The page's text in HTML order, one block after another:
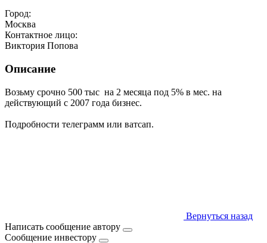
Город:
Москва
Контактное лицо:
Виктория Попова
Описание
Возьму срочно 500 тыс на 2 месяца под 5% в мес. на
действующий с 2007 года бизнес.
Подробности телеграмм или ватсап.
Вернуться назад
Написать сообщение автору
Сообщение инвестору